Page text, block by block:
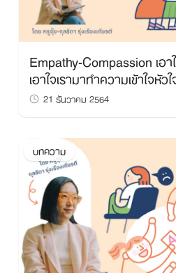
Empathy-Compassion เอาใ
เอาใจเรามาทำความเข้าใจหัว
21 ธันวาคม 2564
บทความ